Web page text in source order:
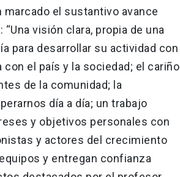
el sustantivo avance
visión clara, propia de una
para desarrollar su actividad con
el país y la sociedad; el cariño
de la comunidad; la
día a día; un trabajo
y objetivos personales con
y actores del crecimiento
y entregan confianza